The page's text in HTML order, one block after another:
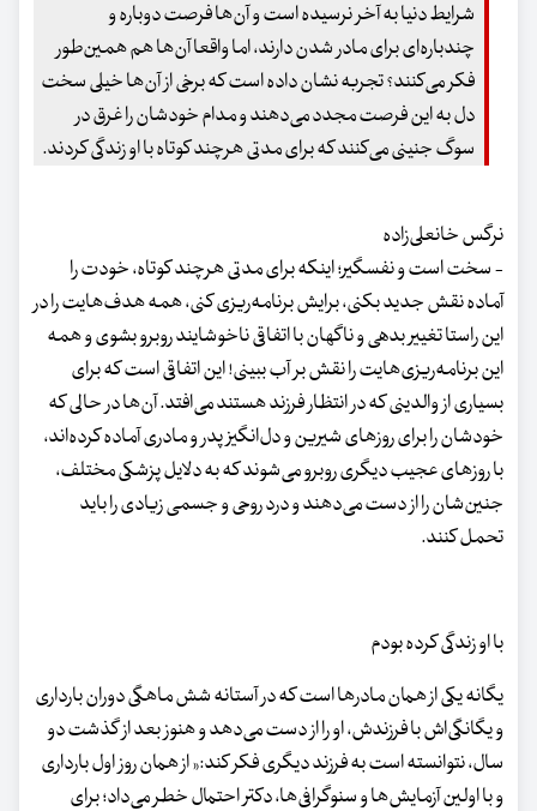
شرایط دنیا به آخر نرسیده است و آن‌ها فرصت دوباره و
چندباره‌ای برای مادر شدن دارند، اما واقعا آن‌ها هم همین‌طور
فکر می‌کنند؟ تجربه نشان داده است که برخی از آن‌ها خیلی سخت
دل به این فرصت مجدد می‌دهند و مدام خودشان را غرق در
سوگ جنینی می‌کنند که برای مدتی هرچند کوتاه با او زندگی کردند.
نرگس خانعلی‌زاده
- سخت است و نفسگیر؛ اینکه برای مدتی هرچند کوتاه، خودت را
آماده نقش جدید بکنی، برایش برنامه‌ریزی کنی، همه هدف‌هایت را در
این راستا تغییر بدهی و ناگهان با اتفاقی ناخوشایند روبرو بشوی و همه
این برنامه‌ریزی‌هایت را نقش بر آب ببینی! این اتفاقی است که برای
بسیاری از والدینی که در انتظار فرزند هستند می‌افتد. آن‌ها در حالی که
خودشان را برای روزهای شیرین و دل‌انگیز پدر و مادری آماده کرده‌اند،
با روزهای عجیب دیگری روبرو می‌شوند که به دلایل پزشکی مختلف،
جنین‌شان را از دست می‌دهند و درد روحی و جسمی زیادی را باید
تحمل کنند.
با او زندگی کرده بودم
یگانه یکی از همان مادرها است که در آستانه شش ماهگی دوران بارداری
و یگانگی‌اش با فرزندش، او را از دست می‌دهد و هنوز بعد از گذشت دو
سال، نتوانسته است به فرزند دیگری فکر کند:« از همان روز اول بارداری
و با اولین آزمایش‌ها و سنوگرافی‌ها، دکتر احتمال خطر می‌داد؛ برای